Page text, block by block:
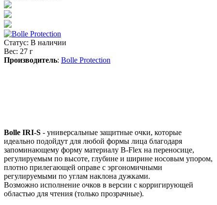
Статус: В наличии
Вес: 27 г
Производитель: Bolle Protection
Bolle IRI-S - универсальные защитные очки, которые
идеально подойдут для любой формы лица благодаря
запоминающему форму материалу B-Flex на переносице,
регулируемым по высоте, глубине и ширине носовым упором,
плотно прилегающей оправе с эргономичными
регулируемыми по углам наклона дужками.
Возможно исполнение очков в версии с корригирующей
областью для чтения (только прозрачные).